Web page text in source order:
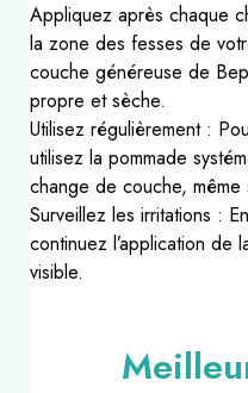
Appliquez après chaque
la zone des fesses de
couche généreuse de
propre et sèche.
Utilisez régulièrement :
utilisez la pommade
change de couche, même
Surveillez les irritations :
continuez l’application de
visible.